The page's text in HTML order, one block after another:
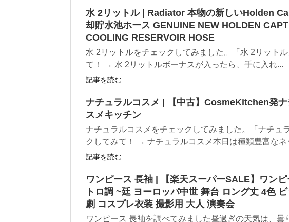
水 2リットル | Radiator 本物の新しいHolden
却貯水池ホース GENUINE NEW HOLDEN
COOLING RESERVOIR HOSE
水 2リットルをチェックしてみました。「水 2リット
て！ → 水 2リットルボーナスが入ったら、手に入れ...
記事を読む
ナチュラルコスメ | 【中古】CosmeKitchen発
スメキッチン
ナチュラルコスメをチェックしてみました。「ナチュ
クしてみて！ → ナチュラルコスメ本日は種類豊富なネ
記事を読む
ワンピース 長袖 | 【楽天スーパーSALE】ワン
トロ調 ~廷 ヨーロッパ中世 舞台 ロング丈 4色
劇 コスプレ衣装 撮影用 大人 演奏会
ワンピース 長袖を調べてみました昼過ぎの天気は、